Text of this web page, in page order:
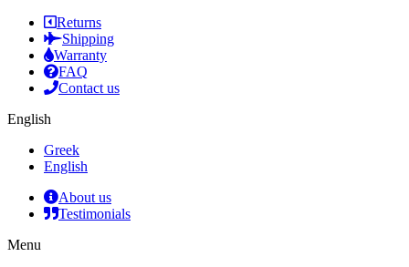
Returns
Shipping
Warranty
FAQ
Contact us
English
Greek
English
About us
Testimonials
Menu